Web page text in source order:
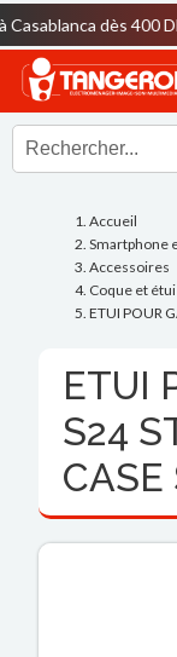
dès 400 DH
Accueil
Smartphone
Accessoires
Coque et étui
ETUI POUR
ETUI
S24
CASE